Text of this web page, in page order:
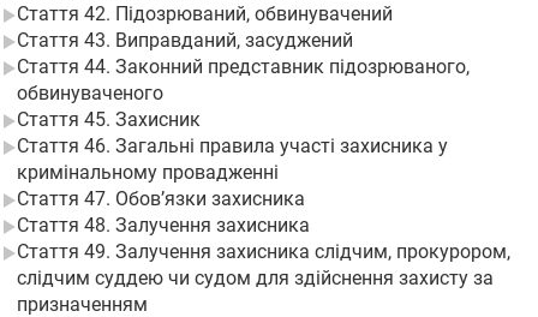
Стаття 42. Підозрюваний, обвинувачений
Стаття 43. Виправданий, засуджений
Стаття 44. Законний представник підозрюваного,
обвинуваченого
Стаття 45. Захисник
Стаття 46. Загальні правила участі захисника у
кримінальному провадженні
Стаття 47. Обов’язки захисника
Стаття 48. Залучення захисника
Стаття 49. Залучення захисника слідчим, прокурором,
слідчим суддею чи судом для здійснення захисту за
призначенням